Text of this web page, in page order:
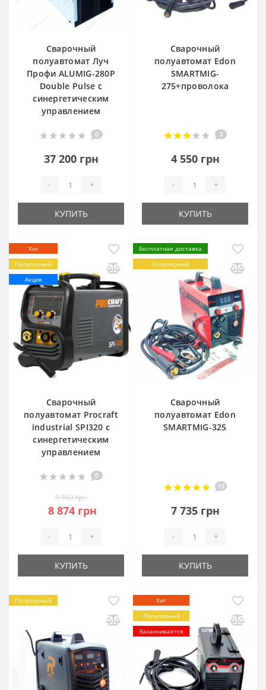
Сварочный
полуавтомат Луч
Профи ALUMIG-280P
Double Pulse с
синергетическим
управлением
0
37 200 грн
- +
КУПИТЬ
Сварочный
полуавтомат Edon
SMARTMIG-
275+проволока
3
4 550 грн
- +
КУПИТЬ
Хит
Популярный
Акция
Сварочный
полуавтомат Procraft
industrial SPI320 с
синергетическим
управлением
0
9 560 грн
8 874 грн
- +
КУПИТЬ
Бесплатная доставка
Популярный
Сварочный
полуавтомат Edon
SMARTMIG-325
19
7 735 грн
- +
КУПИТЬ
Популярный
Хит
Популярный
Заканчивается